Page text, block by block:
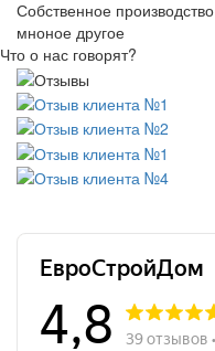
Собственное производство
мноное другое
Что о нас говорят?